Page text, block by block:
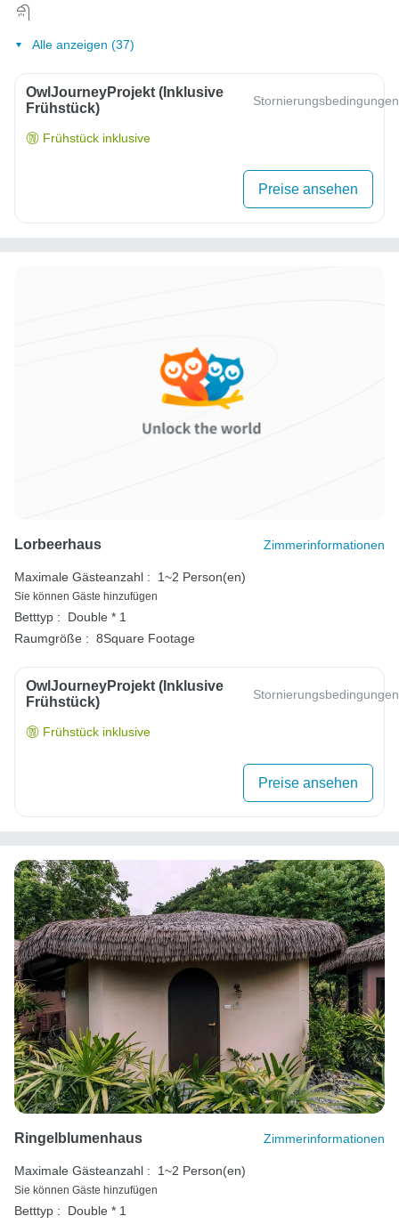
Alle anzeigen (37)
OwlJourneyProjekt (inklusive
Frühstück)
Stornierungsbedingungen
Frühstück inklusive
Preise ansehen
Lorbeerhaus Zimmerinformationen
Maximale Gästeanzahl : 1~2 Person(en)
Sie können Gäste hinzufügen
Betttyp :
Double * 1
Raumgröße : 8Square Footage
OwlJourneyProjekt (inklusive
Frühstück)
Stornierungsbedingungen
Frühstück inklusive
Preise ansehen
Ringelblumenhaus Zimmerinformationen
Maximale Gästeanzahl : 1~2 Person(en)
Sie können Gäste hinzufügen
Betttyp :
Double * 1